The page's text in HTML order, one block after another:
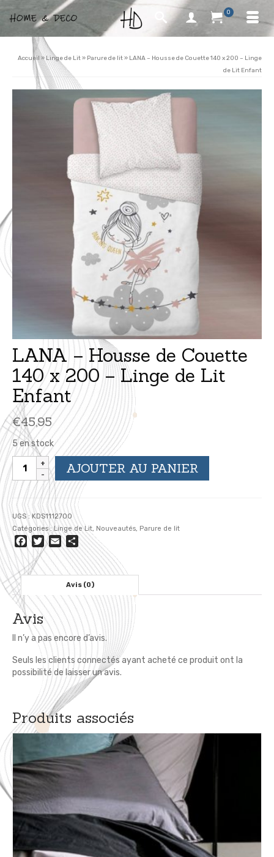
0
Accueil » Linge de Lit» Parure de lit» LANA – Housse de Couette 140 x 200 – Linge
de Lit Enfant
LANA – Housse de Couette
140 x 200 – Linge de Lit
Enfant
€45,95
5 en stock
quantité
LANA
-
Housse
de
Couette
140
x
200
-
Linge
de
Lit
Enfant
AJOUTER AU PANIER
UGS :KDS1112700
Catégories :Linge de Lit, Nouveautés, Parure de lit
Facebook
Twitter
EmailPartager
Avis (0)
Avis
Il n’y a pas encore d’avis.
Seuls les clients connectés ayant acheté ce produit ont la
possibilité de laisser un avis.
Produits associés